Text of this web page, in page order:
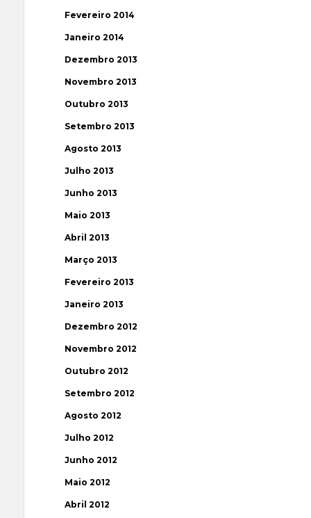
Fevereiro 2014
Janeiro 2014
Dezembro 2013
Novembro 2013
Outubro 2013
Setembro 2013
Agosto 2013
Julho 2013
Junho 2013
Maio 2013
Abril 2013
Março 2013
Fevereiro 2013
Janeiro 2013
Dezembro 2012
Novembro 2012
Outubro 2012
Setembro 2012
Agosto 2012
Julho 2012
Junho 2012
Maio 2012
Abril 2012